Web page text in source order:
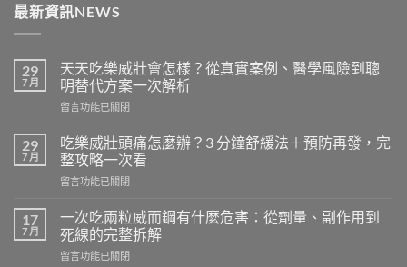
最新資訊NEWS
29
7 月
天天吃樂威壯會怎樣？從真實案例、醫學風險到聰
明替代方案一次解析
在
天
吃
樂
威
會
怎
樣？
從
留言功能已關閉
29
7 月
吃樂威壯頭痛怎麼辦？3 分鐘舒緩法＋預防再發，完
整攻略一次看
在
威
壯
頭
留言功能已關閉
17
7 月
一次吃兩粒威而鋼有什麼危害：從劑量、副作用到
死線的完整拆解
在
留言功能已關閉